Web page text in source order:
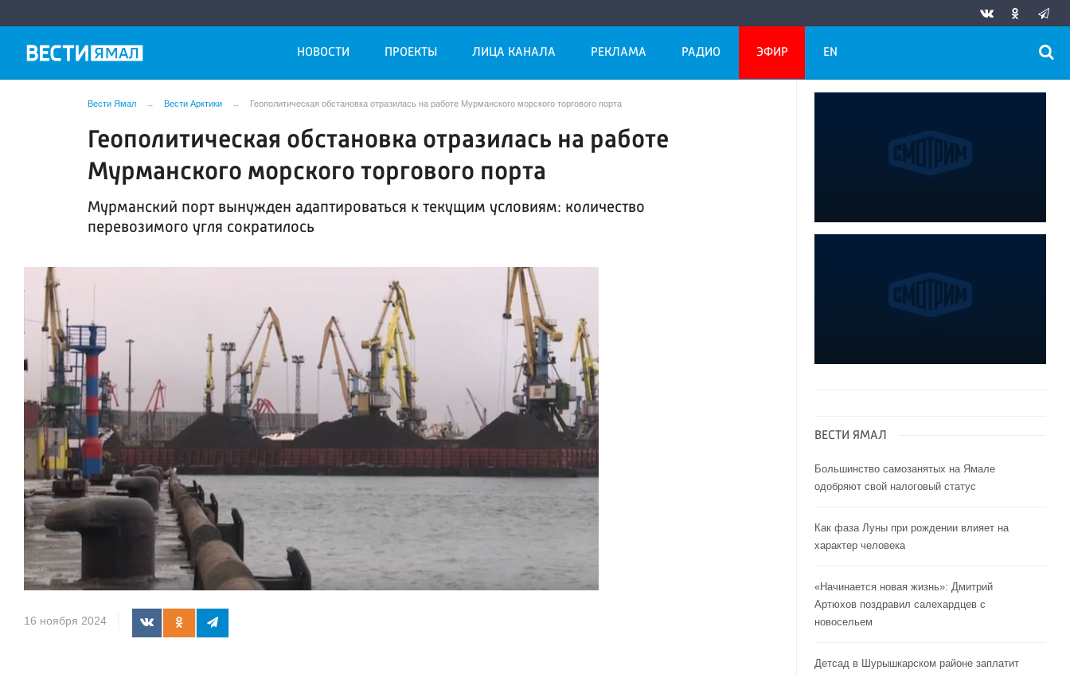
НОВОСТИ ПРОЕКТЫ ЛИЦА КАНАЛА РЕКЛАМА РАДИО ЭФИР EN
Вести Ямал Вести Арктики Геополитическая обстановка отразилась на работе Мурманского морского торгового порта
Геополитическая обстановка отразилась на работе
Мурманского морского торгового порта
Мурманский порт вынужден адаптироваться к текущим условиям: количество
перевозимого угля сократилось
16 ноября 2024
ВЕСТИ ЯМАЛ
Большинство самозанятых на Ямале
одобряют свой налоговый статус
Как фаза Луны при рождении влияет на
характер человека
«Начинается новая жизнь»: Дмитрий
Артюхов поздравил салехардцев с
новосельем
Детсад в Шурышкарском районе заплатит